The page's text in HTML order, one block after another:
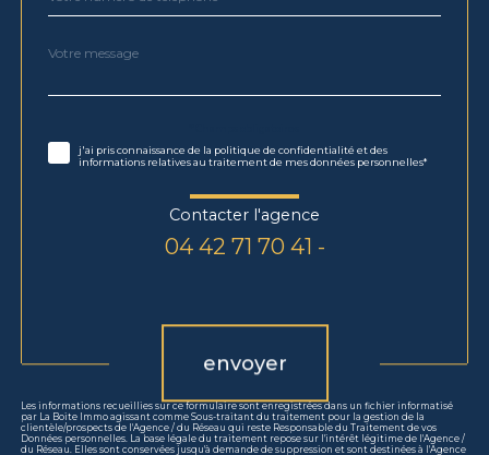
Fieldset
Message
*
j'ai pris connaissance de la politique de confidentialité et des
informations relatives au traitement de mes données personnelles*
Contacter l'agence
04 42 71 70 41 -
envoyer
Les informations recueillies sur ce formulaire sont enregistrées dans un fichier informatisé
par La Boite Immo agissant comme Sous-traitant du traitement pour la gestion de la
clientèle/prospects de l'Agence / du Réseau qui reste Responsable du Traitement de vos
Données personnelles. La base légale du traitement repose sur l'intérêt légitime de l'Agence /
du Réseau. Elles sont conservées jusqu'à demande de suppression et sont destinées à l'Agence